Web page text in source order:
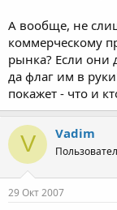
А вообще, не
коммерческому
рынка? Если они
да флаг им в
покажет - что и
V Vadim
29 Окт 2007